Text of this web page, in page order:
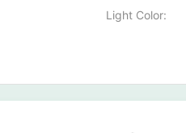
Light Color: